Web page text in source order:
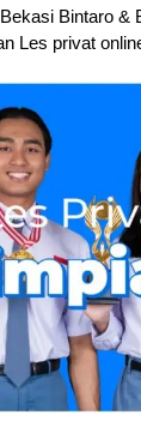
Bintaro &
Les privat